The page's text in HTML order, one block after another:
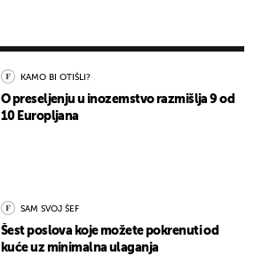
KAMO BI OTIŠLI?
O preseljenju u inozemstvo razmišlja 9 od
10 Europljana
SAM SVOJ ŠEF
Šest poslova koje možete pokrenuti od
kuće uz minimalna ulaganja